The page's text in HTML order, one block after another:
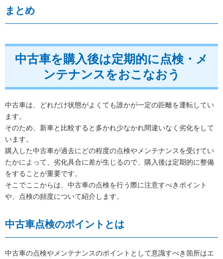
まとめ
中古車を購入後は定期的に点検・メ
ンテナンスをおこなおう
中古車は、どれだけ状態がよくても誰かが一定の距離を運転してい
ます。
そのため、新車と比較すると多かれ少なかれ間違いなく劣化をして
います。
購入した中古車が過去にどの程度の点検やメンテナンスを受けてい
たかによって、劣化具合に差が生じるので、購入後は定期的に整備
をすることが重要です。
そこでここからは、中古車の点検を行う際に注意すべきポイント
や、点検の頻度について紹介します。
中古車点検のポイントとは
中古車の点検やメンテナンスのポイントとして意識すべき箇所はエ